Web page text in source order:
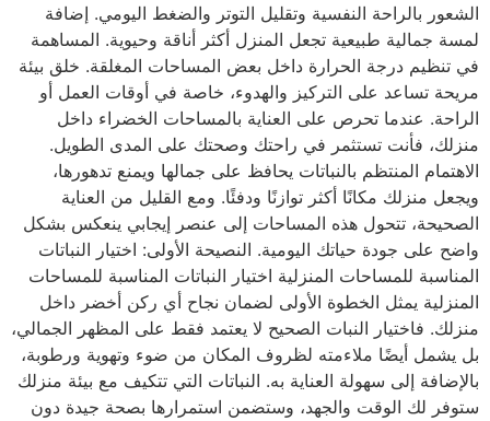
الشعور بالراحة النفسية وتقليل التوتر والضغط اليومي. إضافة
لمسة جمالية طبيعية تجعل المنزل أكثر أناقة وحيوية. المساهمة
في تنظيم درجة الحرارة داخل بعض المساحات المغلقة. خلق بيئة
مريحة تساعد على التركيز والهدوء، خاصة في أوقات العمل أو
الراحة. عندما تحرص على العناية بالمساحات الخضراء داخل
منزلك، فأنت تستثمر في راحتك وصحتك على المدى الطويل.
الاهتمام المنتظم بالنباتات يحافظ على جمالها ويمنع تدهورها،
ويجعل منزلك مكانًا أكثر توازنًا ودفئًا. ومع القليل من العناية
الصحيحة، تتحول هذه المساحات إلى عنصر إيجابي ينعكس بشكل
واضح على جودة حياتك اليومية. النصيحة الأولى: اختيار النباتات
المناسبة للمساحات المنزلية اختيار النباتات المناسبة للمساحات
المنزلية يمثل الخطوة الأولى لضمان نجاح أي ركن أخضر داخل
منزلك. فاختيار النبات الصحيح لا يعتمد فقط على المظهر الجمالي،
بل يشمل أيضًا ملاءمته لظروف المكان من ضوء وتهوية ورطوبة،
بالإضافة إلى سهولة العناية به. النباتات التي تتكيف مع بيئة منزلك
ستوفر لك الوقت والجهد، وستضمن استمرارها بصحة جيدة دون